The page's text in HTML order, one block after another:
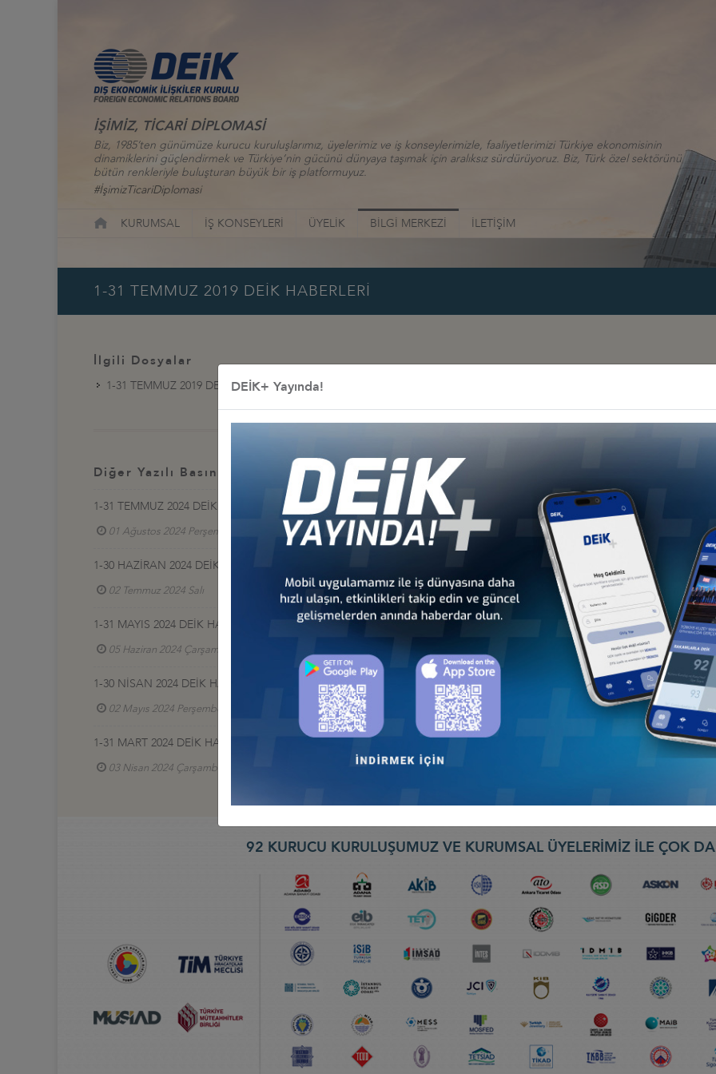
İŞİMİZ, TİCARİ DİPLOMASİ
Biz, 1985’ten günümüze kurucu kuruluşlarımız, üyelerimiz ve iş konseylerimizle, faaliyetlerimizi Türkiye ekonomisinin
dinamiklerini güçlendirmek ve Türkiye’nin gücünü dünyaya taşımak için aralıksız sürdürüyoruz. Biz, Türk özel sektörünü
bütün renkleriyle buluşturan büyük bir iş platformuyuz.
#İşimizTicariDiplomasi
KURUMSAL İŞ KONSEYLERİ ÜYELİK BİLGİ MERKEZİ İLETİŞİM
1-31 TEMMUZ 2019 DEİK HABERLERİ
İlgili Dosyalar
1-31 TEMMUZ 2019 DEİK HABERLERİ
Diğer Yazılı Basınlar
1-31 TEMMUZ 2024 DEİK HABERLERİ
01 Ağustos 2024 Perşembe
1-30 HAZİRAN 2024 DEİK HABERLERİ
02 Temmuz 2024 Salı
1-31 MAYIS 2024 DEİK HABERLERİ
05 Haziran 2024 Çarşamba
1-30 NİSAN 2024 DEİK HABERLERİ
02 Mayıs 2024 Perşembe
1-31 MART 2024 DEİK HABERLERİ
03 Nisan 2024 Çarşamba
92 KURUCU KURULUŞUMUZ VE KURUMSAL ÜYELERİMİZ İLE ÇOK
DEİK+ Yayında!